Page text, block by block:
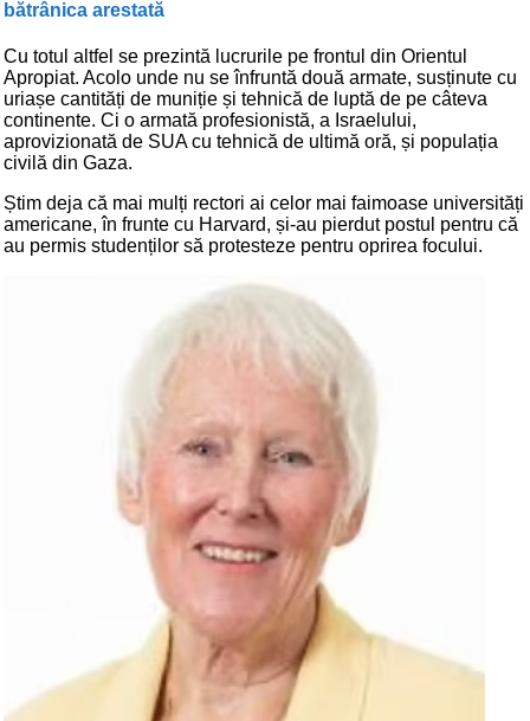
bătrânica arestată
Cu totul altfel se prezintă lucrurile pe frontul din Orientul
Apropiat. Acolo unde nu se înfruntă două armate, susținute cu
uriașe cantități de muniție și tehnică de luptă de pe câteva
continente. Ci o armată profesionistă, a Israelului,
aprovizionată de SUA cu tehnică de ultimă oră, și populația
civilă din Gaza.
Știm deja că mai mulți rectori ai celor mai faimoase universități
americane, în frunte cu Harvard, și-au pierdut postul pentru că
au permis studenților să protesteze pentru oprirea focului.